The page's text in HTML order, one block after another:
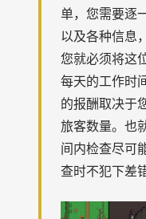
单，您需要逐
以及各种信息
您就必须将这
每天的工作时
的报酬取决于
旅客数量。也
间内检查尽可
查时不犯下差错